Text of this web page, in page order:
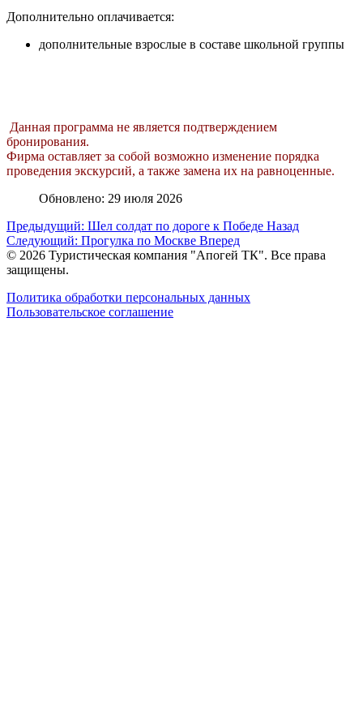
Дополнительно оплачивается:
дополнительные взрослые в составе школьной группы
Данная программа не является подтверждением
бронирования.
Фирма оставляет за собой возможно изменение порядка
проведения экскурсий, а также замена их на равноценные.
Обновлено: 29 июля 2026
Предыдущий: Шел солдат по дороге к Победе Назад
Следующий: Прогулка по Москве Вперед
© 2026 Туристическая компания "Апогей ТК". Все права
защищены.
Политика обработки персональных данных
Пользовательское соглашение